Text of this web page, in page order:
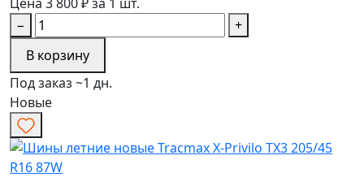
−
+
В корзину
Под заказ ~1 дн.
Новые